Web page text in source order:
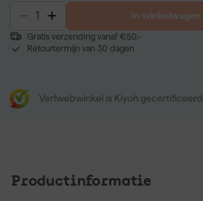
In winkelwagen
Gratis verzending vanaf €50,-
Retourtermijn van 30 dagen
Verfwebwinkel is Kiyoh gecertificeerd
Productinformatie